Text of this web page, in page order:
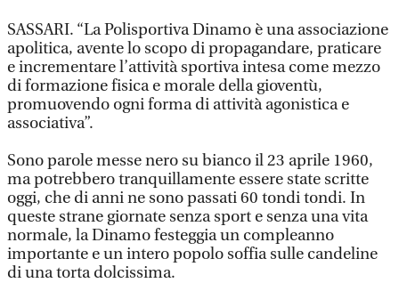
SASSARI. “La Polisportiva Dinamo è una associazione
apolitica, avente lo scopo di propagandare, praticare
e incrementare l’attività sportiva intesa come mezzo
di formazione fisica e morale della gioventù,
promuovendo ogni forma di attività agonistica e
associativa”.
Sono parole messe nero su bianco il 23 aprile 1960,
ma potrebbero tranquillamente essere state scritte
oggi, che di anni ne sono passati 60 tondi tondi. In
queste strane giornate senza sport e senza una vita
normale, la Dinamo festeggia un compleanno
importante e un intero popolo soffia sulle candeline
di una torta dolcissima.